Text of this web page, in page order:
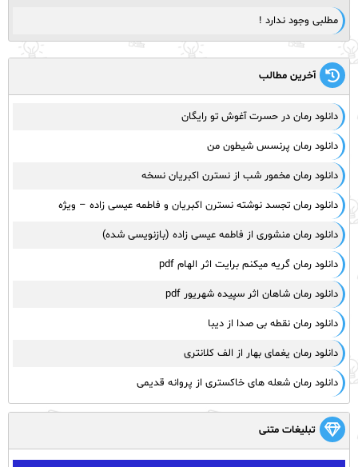
مطلبی وجود ندارد !
آخرین مطالب
دانلود رمان در حسرت آغوش تو رایگان
دانلود رمان پرنسس شیطون من
دانلود رمان مخمور شب از نسترن اکبریان نسخه
دانلود رمان تجسد نوشته نسترن اکبریان و فاطمه عیسی زاده – ویژه
دانلود رمان منشوری از فاطمه عیسی زاده (بازنویسی شده)
دانلود رمان گریه میکنم برایت اثر الهام pdf
دانلود رمان شاهان اثر سپیده شهریور pdf
دانلود رمان نقطه بی صدا از دیبا
دانلود رمان یغمای بهار از الف کلانتری
دانلود رمان شعله های خاکستری از پروانه قدیمی
تبلیغات متنی